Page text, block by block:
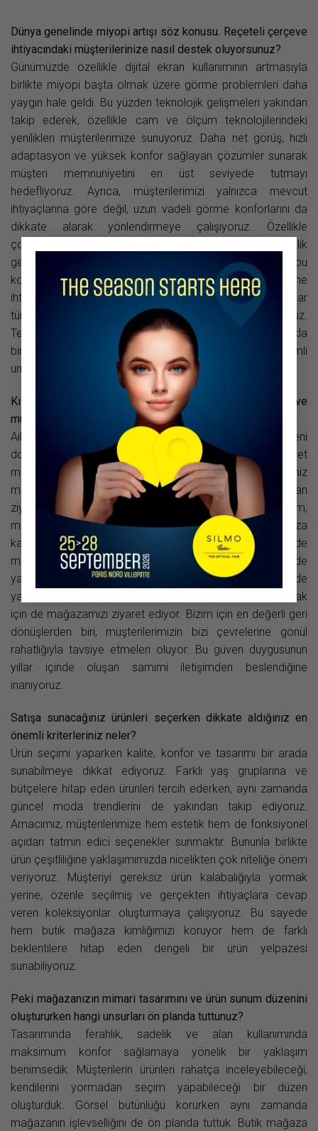
×
Dünya genelinde miyopi artışı söz konusu. Reçeteli çerçeve
ihtiyacındaki müşterilerinize nasıl destek oluyorsunuz?
Günümüzde özellikle dijital ekran kullanımının artmasıyla
birlikte miyopi başta olmak üzere görme problemleri daha
yaygın hale geldi. Bu yüzden teknolojik gelişmeleri yakından
takip ederek, özellikle cam ve ölçüm teknolojilerindeki
yenilikleri müşterilerimize sunuyoruz. Daha net görüş, hızlı
adaptasyon ve yüksek konfor sağlayan çözümler sunarak
müşteri memnuniyetini en üst seviyede tutmayı
hedefliyoruz. Ayrıca, müşterilerimizi yalnızca mevcut
ihtiyaçlarına göre değil, uzun vadeli görme konforlarını da
dikkate alarak yönlendirmeye çalışıyoruz. Özellikle
çocuklarda ve gençlerde miyopi kontrolüne yönelik
geliştirilen güncel çözümleri yakından takip ediyor, aileleri bu
konuda bilgilendirmeye önem veriyoruz. Her bireyin görme
ihtiyaçları farklı olduğu için ölçümden ürün seçimine kadar
tüm süreci kişiye özel bir yaklaşımla değerlendiriyoruz.
Teknolojinin sunduğu imkanları doğru danışmanlıkla
birleştirmenin, başarılı bir optik hizmetinin en önemli
unsurlarından biri olduğuna inanıyoruz.
Kız kardeşinizle birlikte çalışıyor olmanız, ekip yapınızı ve
müşterilerle kurduğunuz ilişkiyi nasıl etkiliyor?
Aile bireyiyle birlikte çalışmak, ekip içindeki uyumu ve güveni
doğal bir şekilde güçlendiriyor. Bu uyum ve samimiyet
mağaza atmosferine de yansıyor. Müşterilerimiz
mağazamıza geldiklerinde kendilerini bir satış ortamından
ziyade misafir oldukları bir ortamda hissediyorlar. Bu durum,
müşterilerle daha sıcak ve uzun vadeli ilişkiler kurmamıza
katkı sağlıyor. Birlikte çalışıyor olmamız sayesinde
müşterilerimizin ihtiyaçlarına daha hızlı ve uyumlu şekilde
yaklaşabiliyoruz. Pek çok müşterimiz zaman içerisinde
yalnızca alışveriş yapmak için değil, fikir almak ve danışmak
için de mağazamızı ziyaret ediyor. Bizim için en değerli geri
dönüşlerden biri, müşterilerimizin bizi çevrelerine gönül
rahatlığıyla tavsiye etmeleri oluyor. Bu güven duygusunun
yıllar içinde oluşan samimi iletişimden beslendiğine
inanıyoruz.
Satışa sunacağınız ürünleri seçerken dikkate aldığınız en
önemli kriterleriniz neler?
Ürün seçimi yaparken kalite, konfor ve tasarımı bir arada
sunabilmeye dikkat ediyoruz. Farklı yaş gruplarına ve
bütçelere hitap eden ürünleri tercih ederken, aynı zamanda
güncel moda trendlerini de yakından takip ediyoruz.
Amacımız, müşterilerimize hem estetik hem de fonksiyonel
açıdan tatmin edici seçenekler sunmaktır. Bununla birlikte
ürün çeşitliliğine yaklaşımımızda nicelikten çok niteliğe önem
veriyoruz. Müşteriyi gereksiz ürün kalabalığıyla yormak
yerine, özenle seçilmiş ve gerçekten ihtiyaçlara cevap
veren koleksiyonlar oluşturmaya çalışıyoruz. Bu sayede
hem butik mağaza kimliğimizi koruyor hem de farklı
beklentilere hitap eden dengeli bir ürün yelpazesi
sunabiliyoruz.
Peki mağazanızın mimari tasarımını ve ürün sunum düzenini
oluştururken hangi unsurları ön planda tuttunuz?
Tasarımında ferahlık, sadelik ve alan kullanımında
maksimum konfor sağlamaya yönelik bir yaklaşım
benimsedik. Müşterilerin ürünleri rahatça inceleyebileceği,
kendilerini yormadan seçim yapabileceği bir düzen
oluşturduk. Görsel bütünlüğü korurken aynı zamanda
mağazanın işlevselliğini de ön planda tuttuk. Butik mağaza